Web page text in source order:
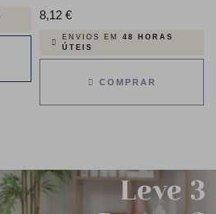
8,12 €Preço
ENVIOS EM 48 HORAS
ÚTEIS
COMPRAR